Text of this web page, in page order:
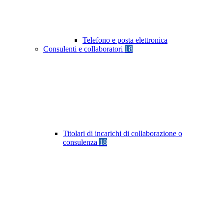
Telefono e posta elettronica
Consulenti e collaboratori 18
Titolari di incarichi di collaborazione o
consulenza 18